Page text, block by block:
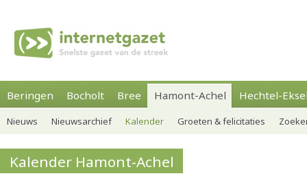
Beringen Bocholt Bree Hamont-Achel Hechtel-
Nieuws Nieuwsarchief Kalender Groeten & felicitaties
Kalender Hamont-Achel